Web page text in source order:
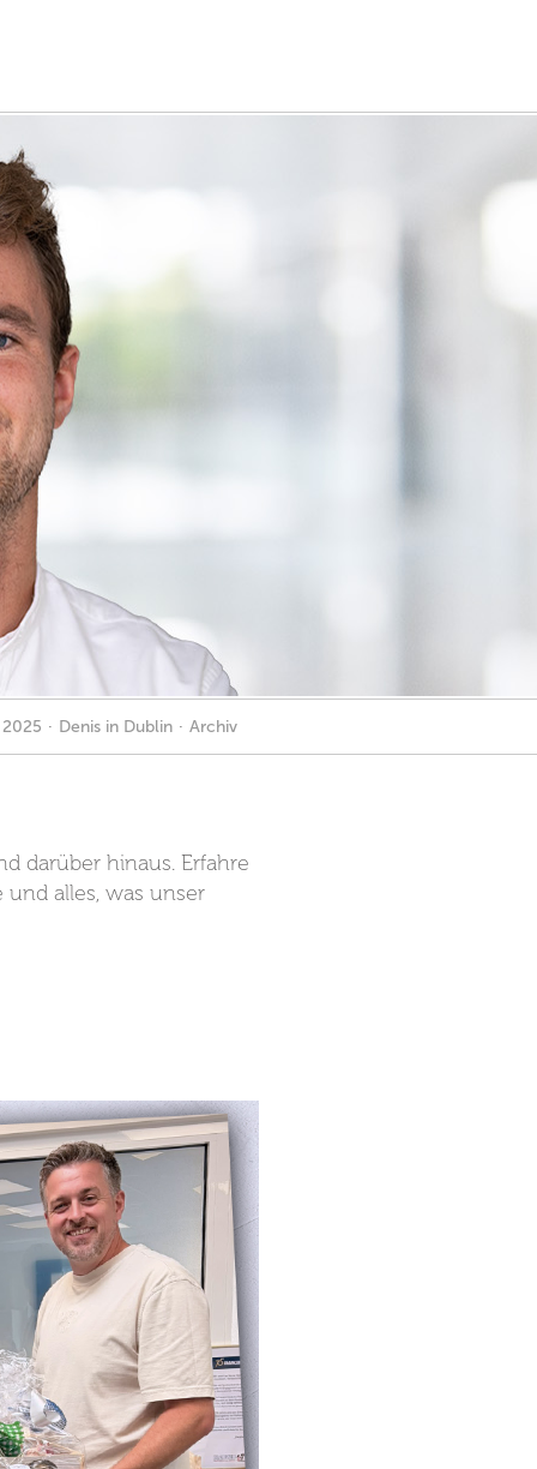
· Denis in Dublin · Archiv
darüber hinaus. Erfahre
alles, was unser